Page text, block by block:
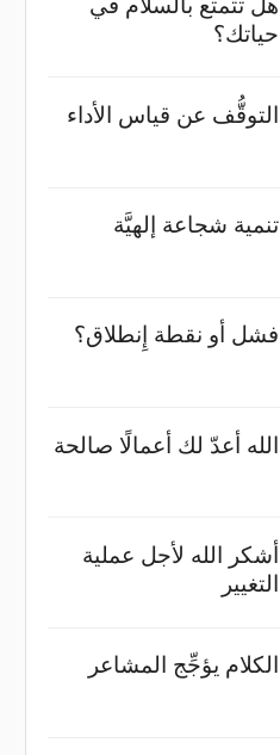
حياتك؟
التوقُّف عن قياس الأداء
تنمية شجاعة إلهيَّة
فشل أو نقطة إِنطلاق؟
الله أعدّ لك أعمالًا صالحة
أشكر الله لأجل عملية
التغيير
الكلام يؤجِّج المشاعر